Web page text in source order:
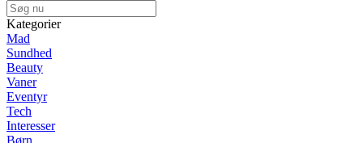
Kategorier
Mad
Sundhed
Beauty
Vaner
Eventyr
Tech
Interesser
Børn